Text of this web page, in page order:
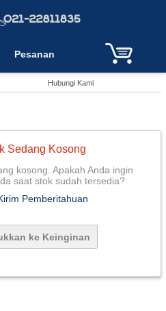
Pesanan
Hubungi Kami
Sedang Kosong
kosong. Apakah Anda ingin
saat stok sudah tersedia?
Pemberitahuan